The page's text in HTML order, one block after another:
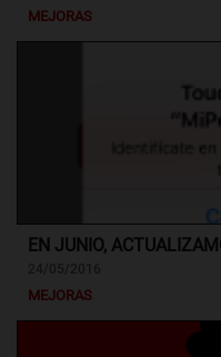
MEJORAS
EN JUNIO,
MEJORAS